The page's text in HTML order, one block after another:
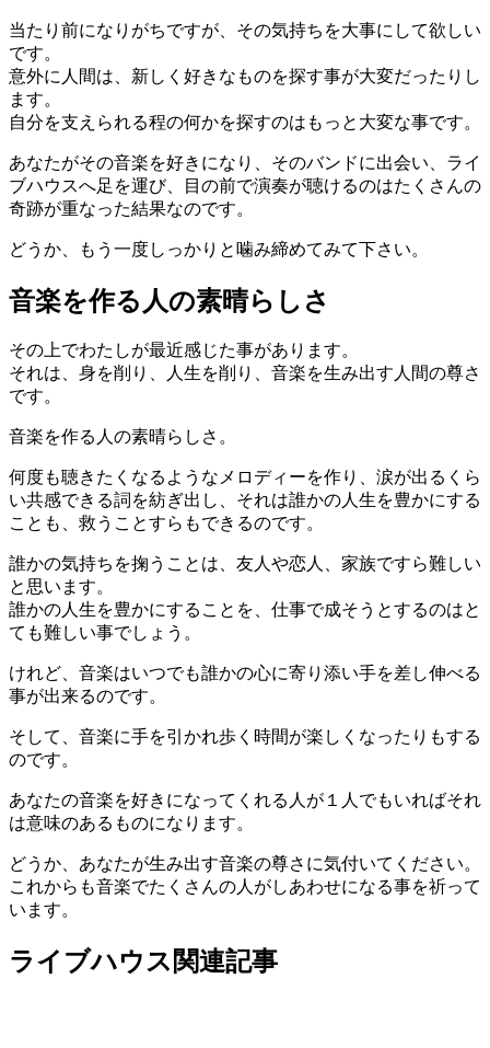
当たり前になりがちですが、その気持ちを大事にして欲しい
です。
意外に人間は、新しく好きなものを探す事が大変だったりし
ます。
自分を支えられる程の何かを探すのはもっと大変な事です。
あなたがその音楽を好きになり、そのバンドに出会い、ライ
ブハウスへ足を運び、目の前で演奏が聴けるのはたくさんの
奇跡が重なった結果なのです。
どうか、もう一度しっかりと噛み締めてみて下さい。
音楽を作る人の素晴らしさ
その上でわたしが最近感じた事があります。
それは、身を削り、人生を削り、音楽を生み出す人間の尊さ
です。
音楽を作る人の素晴らしさ。
何度も聴きたくなるようなメロディーを作り、涙が出るくら
い共感できる詞を紡ぎ出し、それは誰かの人生を豊かにする
ことも、救うことすらもできるのです。
誰かの気持ちを掬うことは、友人や恋人、家族ですら難しい
と思います。
誰かの人生を豊かにすることを、仕事で成そうとするのはと
ても難しい事でしょう。
けれど、音楽はいつでも誰かの心に寄り添い手を差し伸べる
事が出来るのです。
そして、音楽に手を引かれ歩く時間が楽しくなったりもする
のです。
あなたの音楽を好きになってくれる人が１人でもいればそれ
は意味のあるものになります。
どうか、あなたが生み出す音楽の尊さに気付いてください。
これからも音楽でたくさんの人がしあわせになる事を祈って
います。
ライブハウス関連記事